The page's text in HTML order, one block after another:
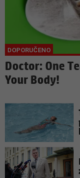
Doctor: One
Your Body!